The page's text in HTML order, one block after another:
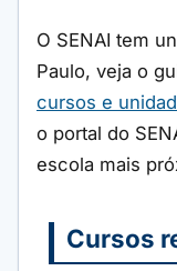
O SENAI tem
Paulo, veja o
cursos e
o portal do
escola mais
Cursos